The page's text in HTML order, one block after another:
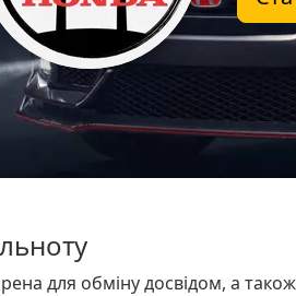
для обміну досвідом, а